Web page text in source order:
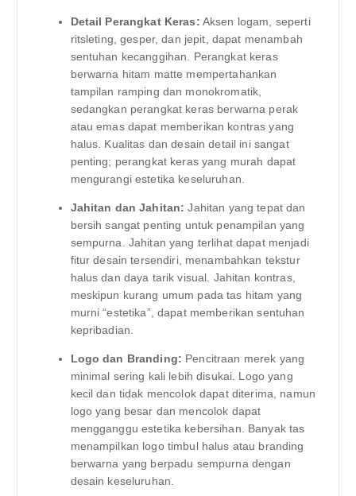
Detail Perangkat Keras: Aksen logam, seperti
ritsleting, gesper, dan jepit, dapat menambah
sentuhan kecanggihan. Perangkat keras
berwarna hitam matte mempertahankan
tampilan ramping dan monokromatik,
sedangkan perangkat keras berwarna perak
atau emas dapat memberikan kontras yang
halus. Kualitas dan desain detail ini sangat
penting; perangkat keras yang murah dapat
mengurangi estetika keseluruhan.
Jahitan dan Jahitan: Jahitan yang tepat dan
bersih sangat penting untuk penampilan yang
sempurna. Jahitan yang terlihat dapat menjadi
fitur desain tersendiri, menambahkan tekstur
halus dan daya tarik visual. Jahitan kontras,
meskipun kurang umum pada tas hitam yang
murni “estetika”, dapat memberikan sentuhan
kepribadian.
Logo dan Branding: Pencitraan merek yang
minimal sering kali lebih disukai. Logo yang
kecil dan tidak mencolok dapat diterima, namun
logo yang besar dan mencolok dapat
mengganggu estetika kebersihan. Banyak tas
menampilkan logo timbul halus atau branding
berwarna yang berpadu sempurna dengan
desain keseluruhan.